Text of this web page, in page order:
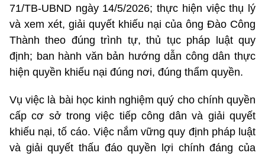
71/TB-UBND ngày 14/5/2026; thực hiện việc thụ lý
và xem xét, giải quyết khiếu nại của ông Đào Công
Thành theo đúng trình tự, thủ tục pháp luật quy
định; ban hành văn bản hướng dẫn công dân thực
hiện quyền khiếu nại đúng nơi, đúng thẩm quyền.
Vụ việc là bài học kinh nghiệm quý cho chính quyền
cấp cơ sở trong việc tiếp công dân và giải quyết
khiếu nại, tố cáo. Việc nắm vững quy định pháp luật
và giải quyết thấu đáo quyền lợi chính đáng của